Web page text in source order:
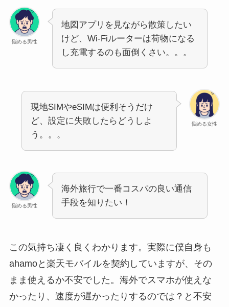
悩める男性
地図アプリを見ながら散策したい
けど、Wi-Fiルーターは荷物になる
し充電するのも面倒くさい。。。
悩める女性
現地SIMやeSIMは便利そうだけ
ど、設定に失敗したらどうしよ
う。。。
悩める男性
海外旅行で一番コスパの良い通信
手段を知りたい！
この気持ち凄く良くわかります。実際に僕自身も
ahamoと楽天モバイルを契約していますが、その
まま使えるか不安でした。海外でスマホが使えな
かったり、速度が遅かったりするのでは？と不安